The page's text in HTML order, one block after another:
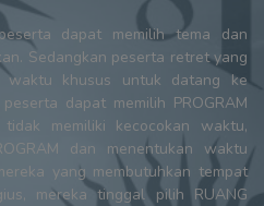
dapat memilih tema dan
Sedangkan peserta retret yang
waktu khusus untuk datang ke
dapat memilih PROGRAM
memiliki kecocokan waktu,
dan menentukan waktu
yang membutuhkan tempat
mereka tinggal pilih RUANG